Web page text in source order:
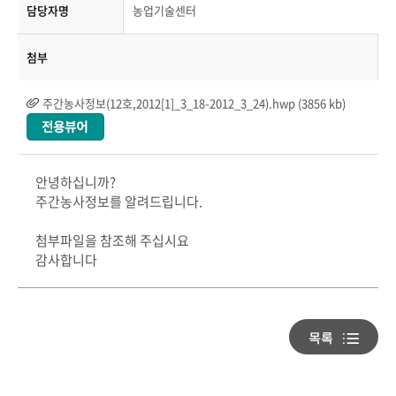
담당자명 농업기술센터
첨부
주간농사정보(12호,2012[1]_3_18-2012_3_24).hwp (3856 kb)
안녕하십니까?
주간농사정보를 알려드립니다.
첨부파일을 참조해 주십시요
감사합니다